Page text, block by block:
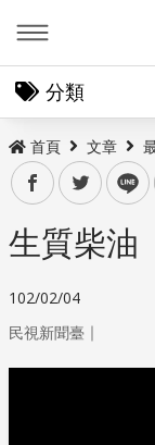
分類
首頁 文章
facebooktwitter line
生質柴油
102/02/04
民視新聞臺 ｜